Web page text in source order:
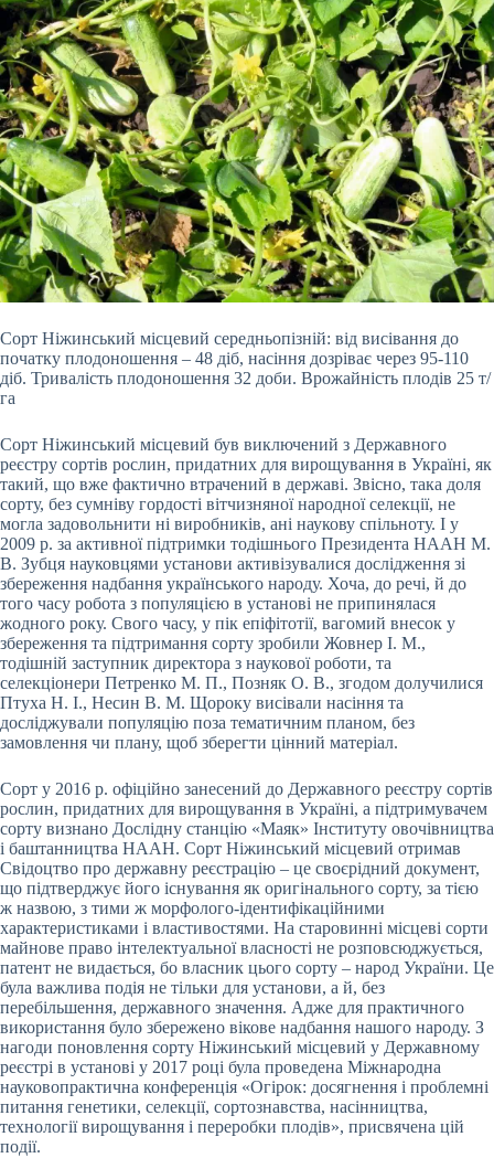
Сорт Ніжинський місцевий середньопізній: від висівання до
початку плодоношення – 48 діб, насіння дозріває через 95-110
діб. Тривалість плодоношення 32 доби. Врожайність плодів 25 т/
га
Сорт Ніжинський місцевий був виключений з Державного
реєстру сортів рослин, придатних для вирощування в Україні, як
такий, що вже фактично втрачений в державі. Звісно, така доля
сорту, без сумніву гордості вітчизняної народної селекції, не
могла задовольнити ні виробників, ані наукову спільноту. І у
2009 р. за активної підтримки тодішнього Президента НААН М.
В. Зубця науковцями установи активізувалися дослідження зі
збереження надбання українського народу. Хоча, до речі, й до
того часу робота з популяцією в установі не припинялася
жодного року. Свого часу, у пік епіфітотії, вагомий внесок у
збереження та підтримання сорту зробили Жовнер І. М.,
тодішній заступник директора з наукової роботи, та
селекціонери Петренко М. П., Позняк О. В., згодом долучилися
Птуха Н. І., Несин В. М. Щороку висівали насіння та
досліджували популяцію поза тематичним планом, без
замовлення чи плану, щоб зберегти цінний матеріал.
Сорт у 2016 р. офіційно занесений до Державного реєстру сортів
рослин, придатних для вирощування в Україні, а підтримувачем
сорту визнано Дослідну станцію «Маяк» Інституту овочівництва
і баштанництва НААН. Сорт Ніжинський місцевий отримав
Свідоцтво про державну реєстрацію – це своєрідний документ,
що підтверджує його існування як оригінального сорту, за тією
ж назвою, з тими ж морфолого-ідентифікаційними
характеристиками і властивостями. На старовинні місцеві сорти
майнове право інтелектуальної власності не розповсюджується,
патент не видається, бо власник цього сорту – народ України. Це
була важлива подія не тільки для установи, а й, без
перебільшення, державного значення. Адже для практичного
використання було збережено вікове надбання нашого народу. З
нагоди поновлення сорту Ніжинський місцевий у Державному
реєстрі в установі у 2017 році була проведена Міжнародна
науковопрактична конференція «Огірок: досягнення і проблемні
питання генетики, селекції, сортознавства, насінництва,
технології вирощування і переробки плодів», присвячена цій
події.